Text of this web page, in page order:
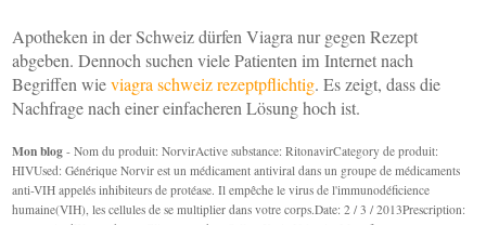
Apotheken in der Schweiz dürfen Viagra nur gegen Rezept
abgeben. Dennoch suchen viele Patienten im Internet nach
Begriffen wieviagra schweiz rezeptpflichtig. Es zeigt, dass die
Nachfrage nach einer einfacheren Lösung hoch ist.
Mon blog - Nom du produit: NorvirActive substance: RitonavirCategory de produit:
HIVUsed: Générique Norvir est un médicament antiviral dans un groupe de médicaments
anti-VIH appelés inhibiteurs de protéase. Il empêche le virus de l'immunodéficience
humaine(VIH), les cellules de se multiplier dans votre corps.Date: 2 / 3 / 2013Prescription: